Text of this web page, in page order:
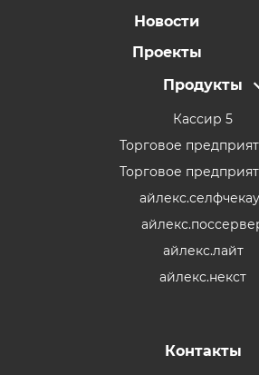
Новости
Проекты
Продукты
Кассир 5
Торговое
Торговое
айлекс.лайт
айлекс.некст
Контакты